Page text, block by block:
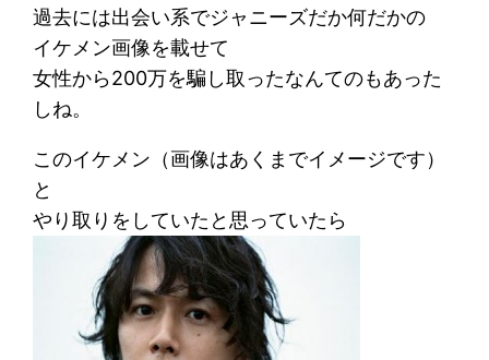
過去には出会い系でジャニーズだか何だかの
イケメン画像を載せて
女性から200万を騙し取ったなんてのもあった
しね。
このイケメン（画像はあくまでイメージです）
と
やり取りをしていたと思っていたら